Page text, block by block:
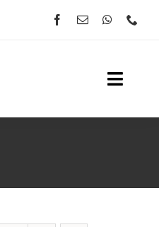
Toggle